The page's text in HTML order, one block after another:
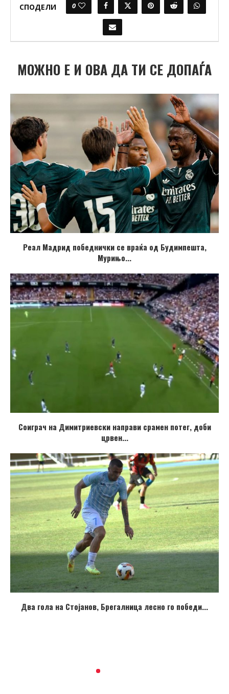
СПОДЕЛИ 0
МОЖНО Е И ОВА ДА ТИ СЕ ДОПАЃА
Реал Мадрид победнички се враќа од Будимпешта,
Мурињо...
Соиграч на Димитриевски направи срамен потег, доби
црвен...
Два гола на Стојанов, Брегалница лесно го победи...